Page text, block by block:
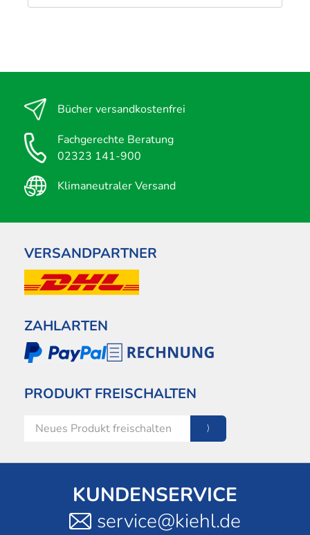
Bücher versandkostenfrei
Fachgerechte Beratung
02323 141-900
Klimaneutraler Versand
VERSANDPARTNER
ZAHLARTEN
PRODUKT FREISCHALTEN
KUNDENSERVICE
service@kiehl.de